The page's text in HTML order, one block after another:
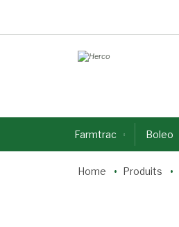
Farmtrac Boleo
Home Produits